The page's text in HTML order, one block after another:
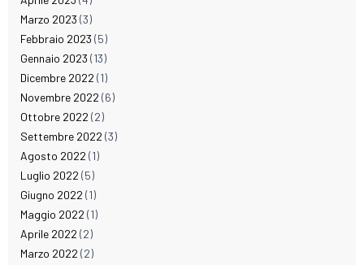
Marzo 2023 (3)
Febbraio 2023 (5)
Gennaio 2023 (13)
Dicembre 2022 (1)
Novembre 2022 (6)
Ottobre 2022 (2)
Settembre 2022 (3)
Agosto 2022 (1)
Luglio 2022 (5)
Giugno 2022 (1)
Maggio 2022 (1)
Aprile 2022 (2)
Marzo 2022 (2)